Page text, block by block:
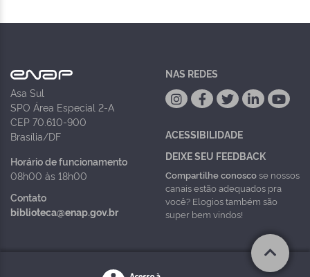
Asa Sul
SPO Área Especial 2-A
CEP 70.610-900
Brasília/DF
Horário de funcionamento
08h00 às 18h00
Contato
biblioteca@enap.gov.br
NAS REDES
ACESSIBILIDADE
DEIXE SEU FEEDBACK
Compartilhe conoscose nossos
canais estão adequados pra
você? Elogios também são
super bem vindos!